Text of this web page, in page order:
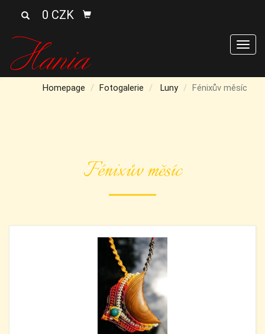
0 CZK
Homepage Fotogalerie Luny Fénixův měsíc
Fénixův měsíc